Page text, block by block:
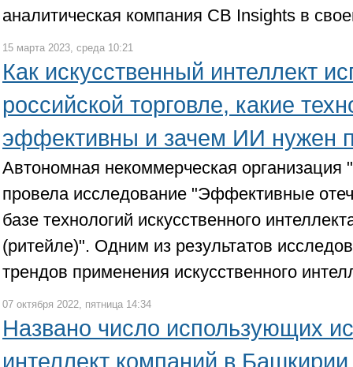
аналитическая компания CB Insights в
15 марта 2023, среда 10:21
Как искусственный интеллект
российской торговле, какие
эффективны и зачем ИИ нужен
Автономная некоммерческая
провела исследование "Эффективные
базе технологий искусственного
(ритейле)". Одним из результатов
трендов применения искусственного
07 октября 2022, пятница 14:34
Названо число использующих
интеллект компаний в Башкирии